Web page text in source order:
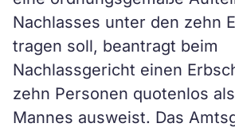
Nachlasses unter den zehn
tragen soll, beantragt beim
Nachlassgericht einen
zehn Personen quotenlos
Mannes ausweist. Das